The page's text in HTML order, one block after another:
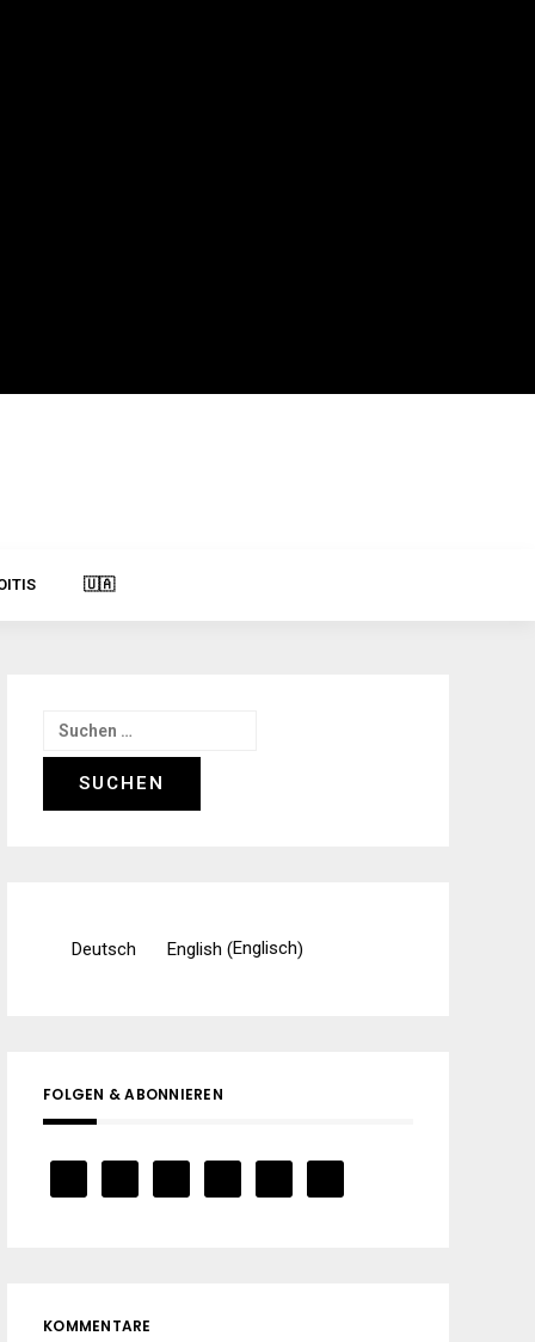
🇺🇦
Suchen
nach:
Deutsch English (Englisch)
FOLGEN & ABONNIEREN
KOMMENTARE